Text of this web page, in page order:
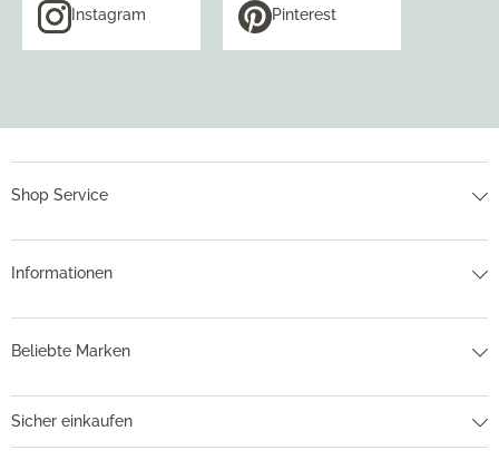
Instagram Pinterest
Shop Service
Informationen
Beliebte Marken
Sicher einkaufen